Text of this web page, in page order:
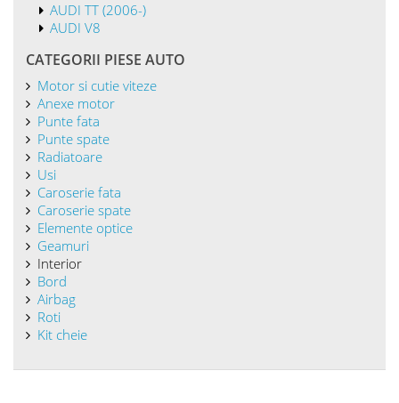
Vand stop dreapta AUDI ALLROAD
Grupa piese: Elemente optice
Vand set placute frana fata AUDI ALLROAD
Grupa piese: Punte fata
Lista piese auto dezmembrari AUDI ALLROAD
Beneficiati de garantie pentru toate tipurile de piese auto din
dezmembrari pe care le comercializam!
In aceasta pagina gasiti informatii despre
ALLROAD. Comercializam piese AUDI ALLROAD!
Daca doriti sa achizitionati
AUDI ALLROAD
livrate prin curierat in Bucuresti si in orice localitate din tara.
Va rugam sa dati click pe linkul de mai sus pentru a ne trimite